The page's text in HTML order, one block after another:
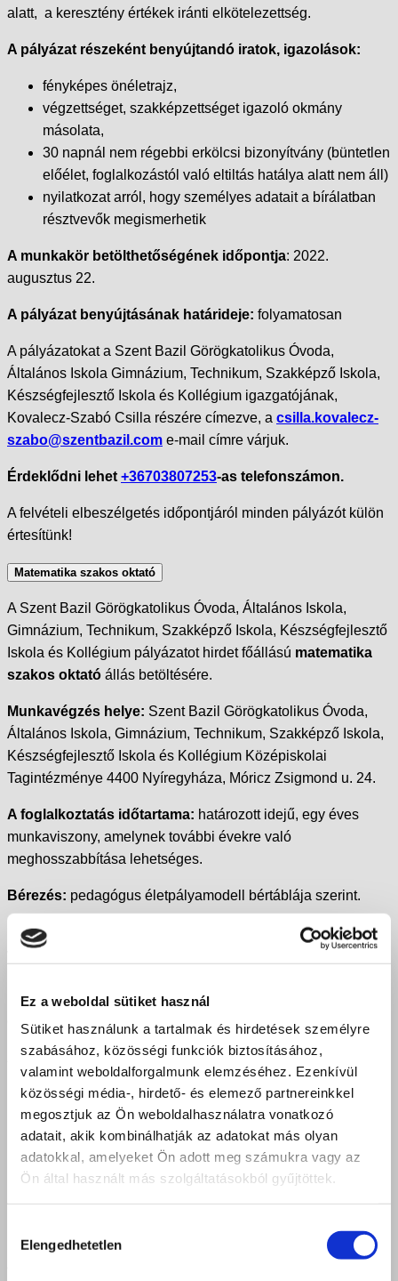
Ez a weboldal sütiket használ
Sütiket használunk a tartalmak és hirdetések személyre
szabásához, közösségi funkciók biztosításához,
valamint weboldalforgalmunk elemzéséhez. Ezenkívül
közösségi média-, hirdető- és elemező partnereinkkel
megosztjuk az Ön weboldalhasználatra vonatkozó
adatait, akik kombinálhatják az adatokat más olyan
adatokkal, amelyeket Ön adott meg számukra vagy az
Ön által használt más szolgáltatásokból gyűjtöttek.
kiválasztása
Elengedhetetlen
alatt, a keresztény értékek iránti elkötelezettség.
A pályázat részeként benyújtandó iratok, igazolások:
fényképes önéletrajz,
végzettséget, szakképzettséget igazoló okmány
másolata,
30 napnál nem régebbi erkölcsi bizonyítvány (büntetlen
előélet, foglalkozástól való eltiltás hatálya alatt nem áll)
nyilatkozat arról, hogy személyes adatait a bírálatban
résztvevők megismerhetik
A munkakör betölthetőségének időpontja: 2022.
augusztus 22.
A pályázat benyújtásának határideje: folyamatosan
A pályázatokat a Szent Bazil Görögkatolikus Óvoda,
Általános Iskola Gimnázium, Technikum, Szakképző Iskola,
Készségfejlesztő Iskola és Kollégium igazgatójának,
Kovalecz-Szabó Csilla részére címezve, a csilla.kovalecz-
szabo@szentbazil.com e-mail címre várjuk.
Érdeklődni lehet +36703807253-as telefonszámon.
A felvételi elbeszélgetés időpontjáról minden pályázót külön
értesítünk!
Matematika szakos oktató
A Szent Bazil Görögkatolikus Óvoda, Általános Iskola,
Gimnázium, Technikum, Szakképző Iskola, Készségfejlesztő
Iskola és Kollégium pályázatot hirdet főállású matematika
szakos oktató állás betöltésére.
Munkavégzés helye: Szent Bazil Görögkatolikus Óvoda,
Általános Iskola, Gimnázium, Technikum, Szakképző Iskola,
Készségfejlesztő Iskola és Kollégium Középiskolai
Tagintézménye 4400 Nyíregyháza, Móricz Zsigmond u. 24.
A foglalkoztatás időtartama: határozott idejű, egy éves
munkaviszony, amelynek további évekre való
meghosszabbítása lehetséges.
Bérezés: pedagógus életpályamodell bértáblája szerint.
Pályázati feltételek:
Egyetemi, matematika tanári végzettség
vagy egyetemi matematika szakos hallgatói jogviszony,
kizáró foglalkozástól eltiltás hatálya alatt, a keresztény
értékek iránti elkötelezettség.
A pályázat részeként benyújtandó iratok, igazolások:
fényképes önéletrajz,
végzettséget, szakképzettséget igazoló okmány
másolata,
30 napnál nem régebbi erkölcsi bizonyítvány (büntetlen
előélet, foglalkozástól való eltiltás hatálya alatt nem áll)
nyilatkozat arról, hogy személyes adatait a bírálatban